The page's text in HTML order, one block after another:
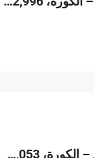
R9-3806 أرض للبيع في بحبوش – الكورة، 1,053 م²، سكنية